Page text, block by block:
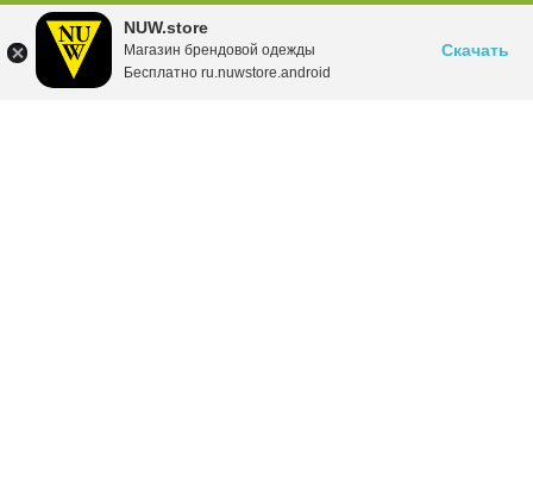
NUW.store
Магазин брендовой одежды
Бесплатно ru.nuwstore.android
Скачать